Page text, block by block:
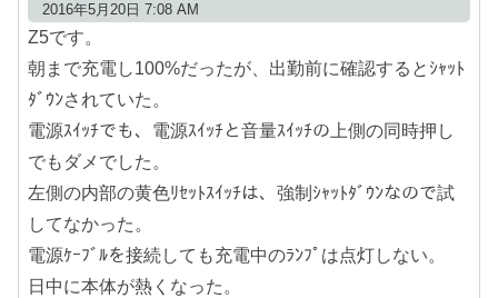
2016年5月20日 7:08 AM
Z5です。
朝まで充電し100%だったが、出勤前に確認するとｼｬｯﾄ
ﾀﾞｳﾝされていた。
電源ｽｲｯﾁでも、電源ｽｲｯﾁと音量ｽｲｯﾁの上側の同時押し
でもダメでした。
左側の内部の黄色ﾘｾｯﾄｽｲｯﾁは、強制ｼｬｯﾄﾀﾞｳﾝなので試
してなかった。
電源ｹｰﾌﾞﾙを接続しても充電中のﾗﾝﾌﾟは点灯しない。
日中に本体が熱くなった。